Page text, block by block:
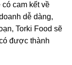
cam kết về
dễ dàng,
Torki Food sẽ
được thành